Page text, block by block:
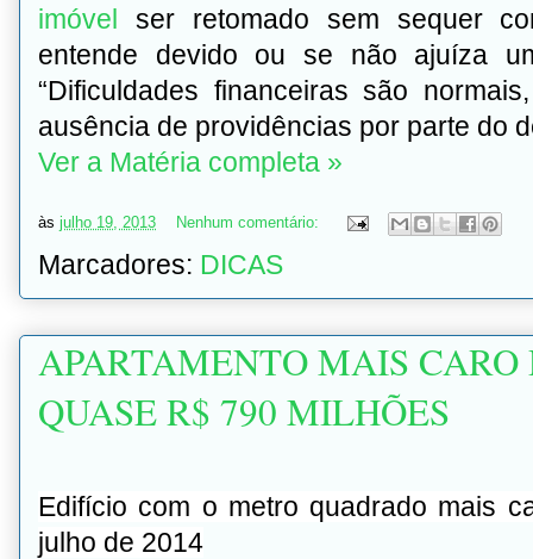
imóvel ser retomado sem sequer
entende devido ou se não ajuíza
“Dificuldades financeiras são
ausência de providências por parte do
Ver a Matéria completa »
às julho 19, 2013 Nenhum comentário:
Marcadores: DICAS
APARTAMENTO MAIS
QUASE R$ 790 MILHÕES
Edifício com o metro quadrado mais
julho de 2014